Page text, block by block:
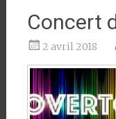
Concert
2 avril 2018